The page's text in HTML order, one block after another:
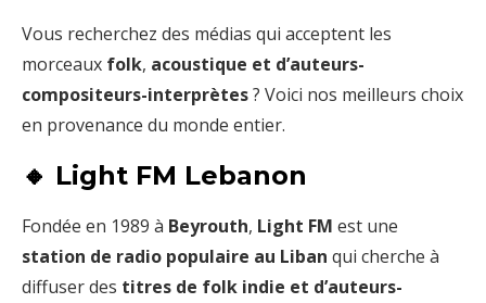
Vous recherchez des médias qui acceptent les
morceaux folk, acoustique et d’auteurs-
compositeurs-interprètes? Voici nos meilleurs choix
en provenance du monde entier.
🔸 Light FM Lebanon
Fondée en 1989 à Beyrouth, Light FM est une
station de radio populaire au Liban qui cherche à
diffuser des titres de folk indie et d’auteurs-